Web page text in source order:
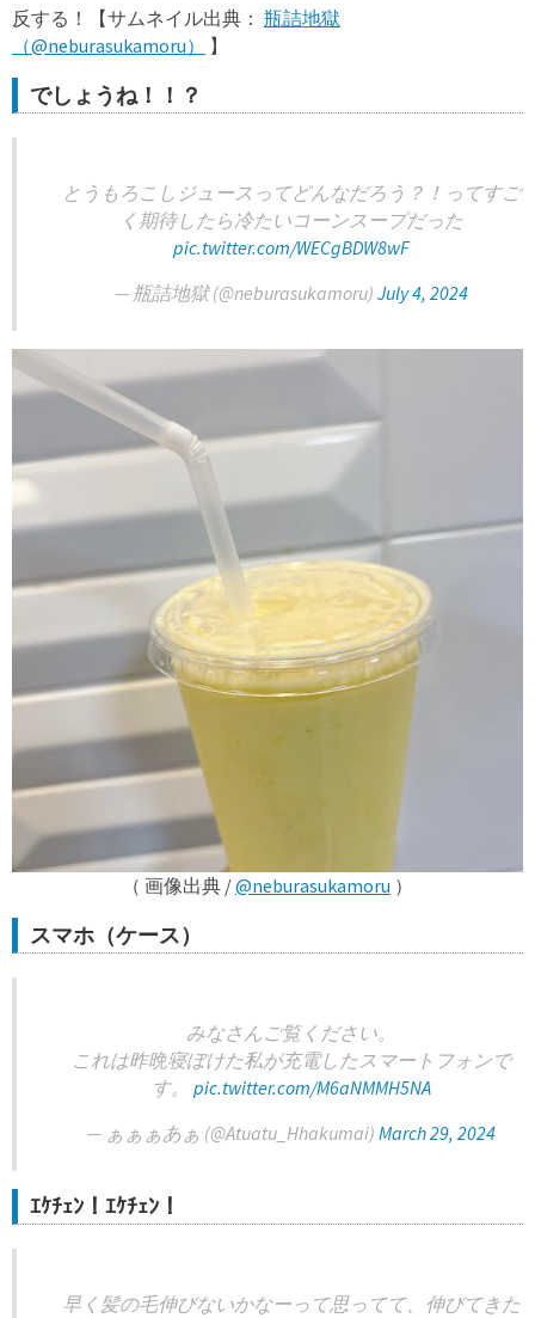
反する！【サムネイル出典： 瓶詰地獄
（@neburasukamoru）
】
でしょうね！！？
とうもろこしジュースってどんなだろう？！ってすご
く期待したら冷たいコーンスープだった
pic.twitter.com/WECgBDW8wF
— 瓶詰地獄 (@neburasukamoru) July 4, 2024
（ 画像出典 /@neburasukamoru ）
スマホ（ケース）
みなさんご覧ください。
これは昨晩寝ぼけた私が充電したスマートフォンで
す。 pic.twitter.com/M6aNMMH5NA
— ぁぁぁあぁ (@Atuatu_Hhakumai) March 29, 2024
ｴｹﾁｪﾝ！ｴｹﾁｪﾝ！
早く髪の毛伸びないかなーって思ってて、伸びてきた